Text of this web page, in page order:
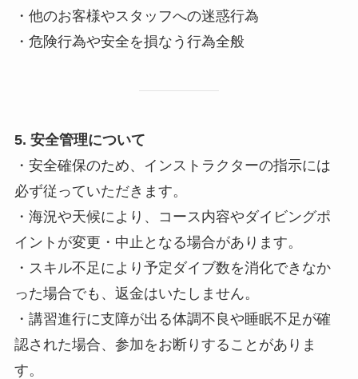
・他のお客様やスタッフへの迷惑行為
・危険行為や安全を損なう行為全般
5. 安全管理について
・安全確保のため、インストラクターの指示には
必ず従っていただきます。
・海況や天候により、コース内容やダイビングポ
イントが変更・中止となる場合があります。
・スキル不足により予定ダイブ数を消化できなか
った場合でも、返金はいたしません。
・講習進行に支障が出る体調不良や睡眠不足が確
認された場合、参加をお断りすることがありま
す。